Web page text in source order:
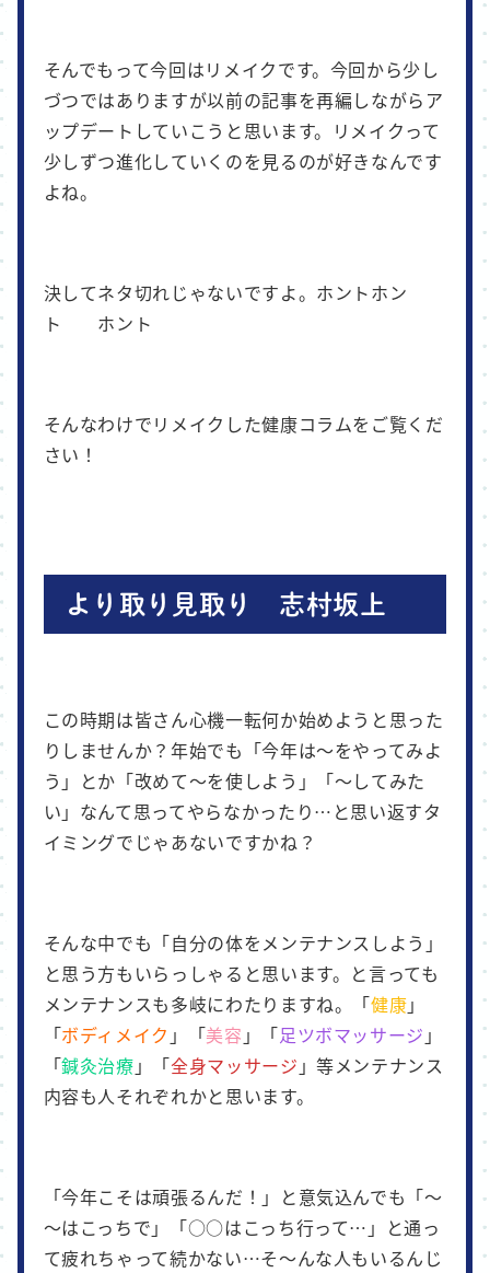
そんでもって今回はリメイクです。今回から少し
づつではありますが以前の記事を再編しながらア
ップデートしていこうと思います。リメイクって
少しずつ進化していくのを見るのが好きなんです
よね。
決してネタ切れじゃないですよ。ホントホン
ト ホント
そんなわけでリメイクした健康コラムをご覧くだ
さい！
より取り見取り 志村坂上
この時期は皆さん心機一転何か始めようと思った
りしませんか？年始でも「今年は～をやってみよ
う」とか「改めて～を使しよう」「～してみた
い」なんて思ってやらなかったり…と思い返すタ
イミングでじゃあないですかね？
そんな中でも「自分の体をメンテナンスしよう」
と思う方もいらっしゃると思います。と言っても
メンテナンスも多岐にわたりますね。「健康」
「ボディメイク 」「美容 」「足ツボマッサージ 」
「鍼灸治療 」「全身マッサージ 」等メンテナンス
内容も人それぞれかと思います。
「今年こそは頑張るんだ！」と意気込んでも「～
～はこっちで」「○○はこっち行って…」と通っ
て疲れちゃって続かない…そ～んな人もいるんじ